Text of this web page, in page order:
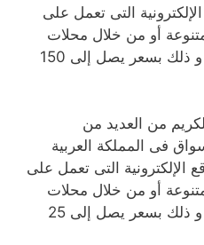
التى تعمل على
أو من خلال محلات
بيع المستحضرات المختلفة و ذلك بسعر يصل إلى 150
من العديد من
فى المملكة العربية
الإلكترونية التى تعمل على
أو من خلال محلات
بيع المستحضرات المختلفة و ذلك بسعر يصل إلى 25